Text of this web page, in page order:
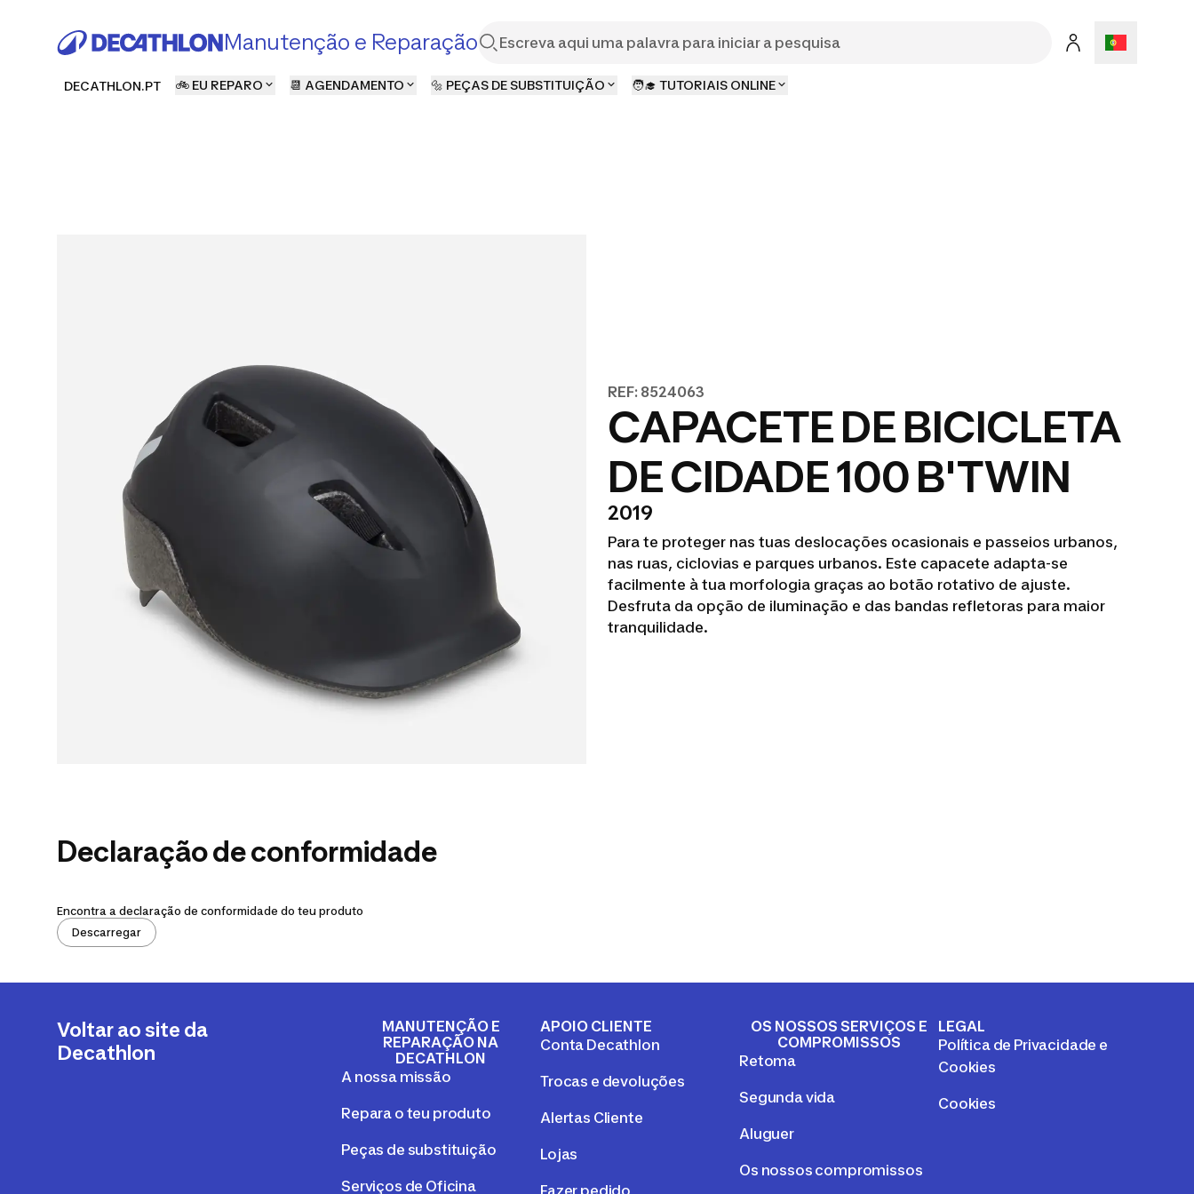
Manutenção e Reparação
DECATHLON.PT 🚲 EU REPARO 📆 AGENDAMENTO 🔩 PEÇAS DE SUBSTITUIÇÃO 🧑‍🎓 TUTORIAIS ONLINE
REF: 8524063
CAPACETE DE BICICLETA
DE CIDADE 100 B'TWIN
2019
Para te proteger nas tuas deslocações ocasionais e passeios urbanos,
nas ruas, ciclovias e parques urbanos. Este capacete adapta-se
facilmente à tua morfologia graças ao botão rotativo de ajuste.
Desfruta da opção de iluminação e das bandas refletoras para maior
tranquilidade.
Declaração de conformidade
Encontra a declaração de conformidade do teu produto
Descarregar
Voltar ao site da
Decathlon
MANUTENÇÃO E
REPARAÇÃO NA
DECATHLON
A nossa missão
Repara o teu produto
Peças de substituição
Serviços de Oficina
APOIO CLIENTE
Conta Decathlon
Trocas e devoluções
Alertas Cliente
Lojas
Fazer pedido
OS NOSSOS SERVIÇOS E
COMPROMISSOS
Retoma
Segunda vida
Aluguer
Os nossos compromissos
LEGAL
Política de Privacidade e
Cookies
Cookies